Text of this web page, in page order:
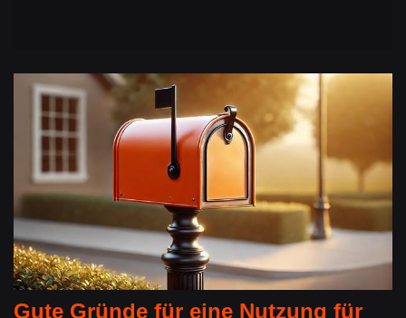
Gute Gründe für eine Nutzung für